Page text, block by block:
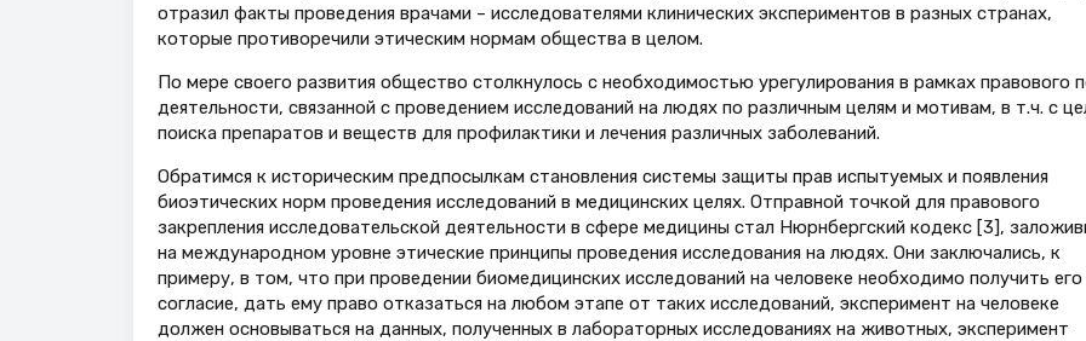
отразил факты проведения врачами – исследователями клинических экспериментов в разных странах,
которые противоречили этическим нормам общества в целом.
По мере своего развития общество столкнулось с необходимостью урегулирования в рамках правового
деятельности, связанной с проведением исследований на людях по различным целям и мотивам, в т.ч. с
поиска препаратов и веществ для профилактики и лечения различных заболеваний.
Обратимся к историческим предпосылкам становления системы защиты прав испытуемых и появления
биоэтических норм проведения исследований в медицинских целях. Отправной точкой для правового
закрепления исследовательской деятельности в сфере медицины стал Нюрнбергский кодекс [3],
на международном уровне этические принципы проведения исследования на людях. Они заключались, к
примеру, в том, что при проведении биомедицинских исследований на человеке необходимо получить его
согласие, дать ему право отказаться на любом этапе от таких исследований, эксперимент на человеке
должен основываться на данных, полученных в лабораторных исследованиях на животных, эксперимент